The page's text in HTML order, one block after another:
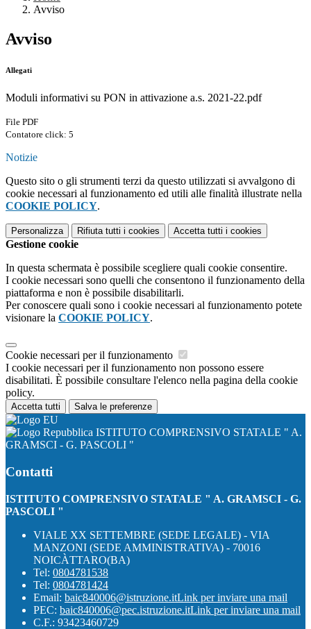
Avviso
Avviso
Allegati
Moduli informativi su PON in attivazione a.s. 2021-22.pdf
File PDF
Contatore click: 5
Notizie
Questo sito o gli strumenti terzi da questo utilizzati si avvalgono di
cookie necessari al funzionamento ed utili alle finalità illustrate nella
COOKIE POLICY.
Personalizza Rifiuta tutti i cookies Accetta tutti i cookies
Gestione cookie
In questa schermata è possibile scegliere quali cookie consentire.
I cookie necessari sono quelli che consentono il funzionamento della
piattaforma e non è possibile disabilitarli.
Per conoscere quali sono i cookie necessari al funzionamento potete
visionare la COOKIE POLICY.
Cookie necessari per il funzionamento
I cookie necessari per il funzionamento non possono essere
disabilitati. È possibile consultare l'elenco nella pagina della cookie
policy.
Accetta tutti Salva le preferenze
ISTITUTO COMPRENSIVO STATALE " A.
GRAMSCI - G. PASCOLI "
Contatti
ISTITUTO COMPRENSIVO STATALE " A. GRAMSCI - G.
PASCOLI "
VIALE XX SETTEMBRE (SEDE LEGALE) - VIA
MANZONI (SEDE AMMINISTRATIVA) - 70016
NOICÀTTARO(BA)
Tel: 0804781538
Tel: 0804781424
Email: baic840006@istruzione.itLink per inviare una mail
PEC: baic840006@pec.istruzione.itLink per inviare una mail
C.F.: 93423460729